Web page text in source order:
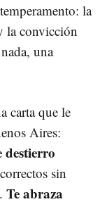
la
la convicción
una
carta que le
Aires:
destierro
sin
Te abraza